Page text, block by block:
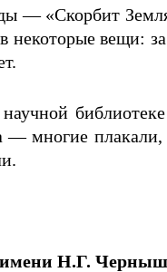
— «Скорбит
некоторые вещи:
— многие
Н.Г.